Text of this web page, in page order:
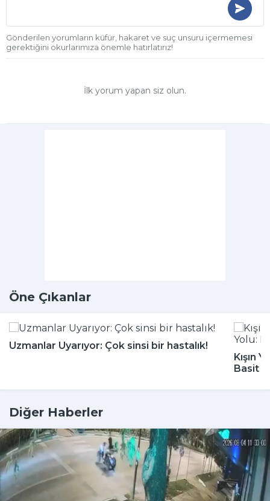
Gönderilen yorumların küfür, hakaret ve suç unsuru içermemesi
gerektiğini okurlarımıza önemle hatırlatırız!
İlk yorum yapan siz olun.
Öne Çıkanlar
Uzmanlar Uyarıyor: Çok sinsi bir hastalık!
Kışın
Basit
Diğer Haberler